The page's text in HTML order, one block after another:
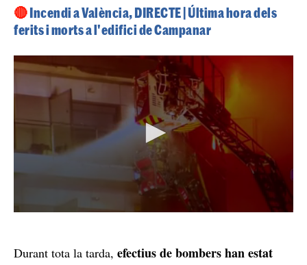
🔴Incendi a València, DIRECTE | Última hora dels
ferits i morts a l'edifici de Campanar
Durant tota la tarda, efectius de bombers han estat